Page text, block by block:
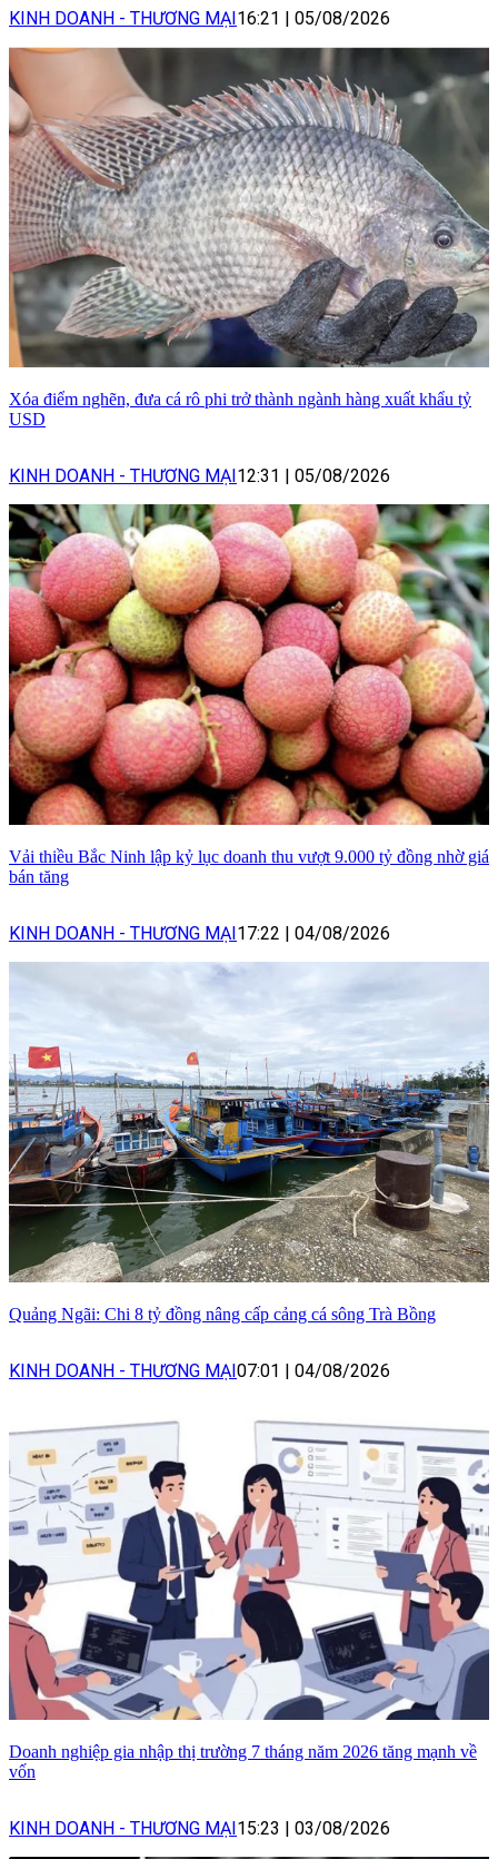
KINH DOANH - THƯƠNG MẠI 16:21 05/08/2026
Xóa điểm nghẽn, đưa cá rô phi trở thành ngành hàng xuất khẩu tỷ
USD
KINH DOANH - THƯƠNG MẠI 12:31 05/08/2026
Vải thiều Bắc Ninh lập kỷ lục doanh thu vượt 9.000 tỷ đồng nhờ giá
bán tăng
KINH DOANH - THƯƠNG MẠI 17:22 04/08/2026
Quảng Ngãi: Chi 8 tỷ đồng nâng cấp cảng cá sông Trà Bồng
KINH DOANH - THƯƠNG MẠI 07:01 04/08/2026
Doanh nghiệp gia nhập thị trường 7 tháng năm 2026 tăng mạnh về
vốn
KINH DOANH - THƯƠNG MẠI 15:23 03/08/2026